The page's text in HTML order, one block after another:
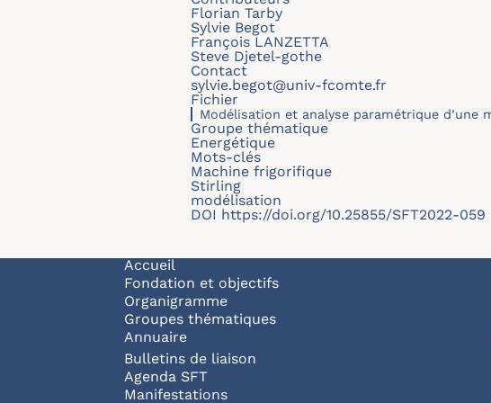
Florian Tarby
Sylvie Begot
François LANZETTA
Steve Djetel-gothe
Contact
sylvie.begot@univ-fcomte.fr
Fichier
Modélisation et analyse paramétrique d’une
Groupe thématique
Energétique
Mots-clés
Machine frigorifique
Stirling
modélisation
DOI https://doi.org/10.25855/SFT2022-059
Navigation principale
Accueil
Fondation et objectifs
Organigramme
Groupes thématiques
Annuaire
Bulletins de liaison
Agenda SFT
Manifestations